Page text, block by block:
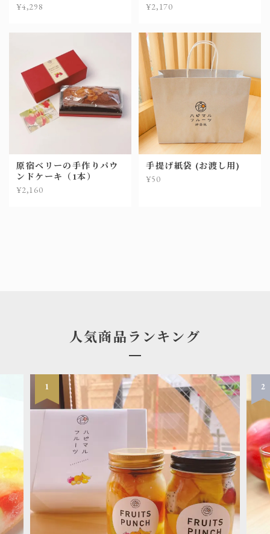
¥4,298
¥2,170
原宿ベリーの手作りパウ
ンドケーキ（1本）
¥2,160
手提げ紙袋 (お渡し用)
¥50
人気商品ランキング
1 2